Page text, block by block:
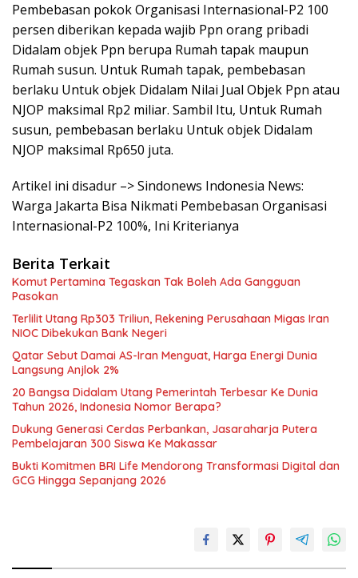
Pembebasan pokok Organisasi Internasional-P2 100
persen diberikan kepada wajib Ppn orang pribadi
Didalam objek Ppn berupa Rumah tapak maupun
Rumah susun. Untuk Rumah tapak, pembebasan
berlaku Untuk objek Didalam Nilai Jual Objek Ppn atau
NJOP maksimal Rp2 miliar. Sambil Itu, Untuk Rumah
susun, pembebasan berlaku Untuk objek Didalam
NJOP maksimal Rp650 juta.
Artikel ini disadur –> Sindonews Indonesia News:
Warga Jakarta Bisa Nikmati Pembebasan Organisasi
Internasional-P2 100%, Ini Kriterianya
Berita Terkait
Komut Pertamina Tegaskan Tak Boleh Ada Gangguan
Pasokan
Terlilit Utang Rp303 Triliun, Rekening Perusahaan Migas Iran
NIOC Dibekukan Bank Negeri
Qatar Sebut Damai AS-Iran Menguat, Harga Energi Dunia
Langsung Anjlok 2%
20 Bangsa Didalam Utang Pemerintah Terbesar Ke Dunia
Tahun 2026, Indonesia Nomor Berapa?
Dukung Generasi Cerdas Perbankan, Jasaraharja Putera
Pembelajaran 300 Siswa Ke Makassar
Bukti Komitmen BRI Life Mendorong Transformasi Digital dan
GCG Hingga Sepanjang 2026